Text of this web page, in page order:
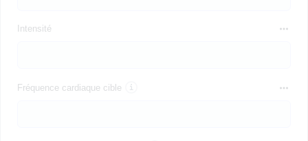
Intensité
Fréquence cardiaque cible